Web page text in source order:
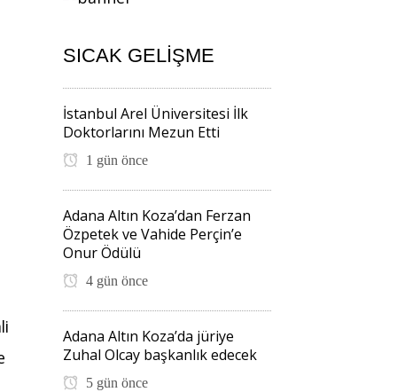
SICAK GELIŞME
İstanbul Arel Üniversitesi İlk
Doktorlarını Mezun Etti
1 gün önce
Adana Altın Koza’dan Ferzan
Özpetek ve Vahide Perçin’e
Onur Ödülü
4 gün önce
Adana Altın Koza’da jüriye
Zuhal Olcay başkanlık edecek
5 gün önce